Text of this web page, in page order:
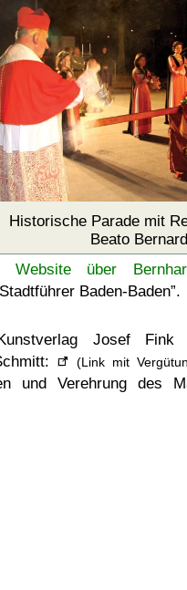
Historische Parade mit
Beato
Website über
Baden-Baden .
Josef Fink
(Link mit
und Verehrung des